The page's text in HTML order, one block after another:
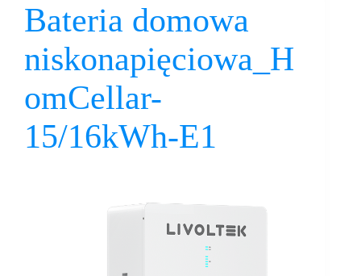
Bateria domowa
niskonapięciowa_H
omCellar-
15/16kWh-E1